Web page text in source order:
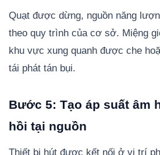
Quạt được dừng, nguồn năng
theo quy trình của cơ sở. Miệng
khu vực xung quanh được che
tái phát tán bụi.
Bước 5: Tạo áp suất âm
hồi tại nguồn
Thiết bị hút được kết nối ở vị trí